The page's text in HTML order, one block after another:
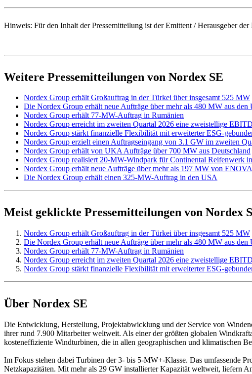
Hinweis: Für den Inhalt der Pressemitteilung ist der Emittent / Herausgeber
Weitere Pressemitteilungen von Nordex SE
Nordex Group erhält Großauftrag in der Türkei über insgesamt 525 MW
Die Nordex Group erhält neue Aufträge über mehr als 480 MW aus den
Nordex Group erhält 77-MW-Auftrag in Rumänien
Nordex Group erreicht im zweiten Quartal 2026 eine zweistellige
Nordex Group stärkt finanzielle Flexibilität mit erweiterter ESG-
Nordex Group erzielt einen Auftragseingang von 3.1 GW im zweiten
Nordex Group erhält von UKA Aufträge über 700 MW aus Deutschland
Nordex Group realisiert 20-MW-Windpark für Continental Reifenwerk
Nordex Group erhält neue Aufträge über mehr als 197 MW von
Die Nordex Group erhält einen 325-MW-Auftrag in den USA
Meist geklickte Pressemitteilungen von Nordex
Nordex Group erhält Großauftrag in der Türkei über insgesamt 525 MW
Die Nordex Group erhält neue Aufträge über mehr als 480 MW aus den
Nordex Group erhält 77-MW-Auftrag in Rumänien
Nordex Group erreicht im zweiten Quartal 2026 eine zweistellige
Nordex Group stärkt finanzielle Flexibilität mit erweiterter ESG-
Über Nordex SE
Die Entwicklung, Herstellung, Projektabwicklung und der Service von
ihrer rund 7.900 Mitarbeiter weltweit. Als einer der größten globalen
kosteneffiziente Windturbinen, die in allen geographischen und klimatischen
Im Fokus stehen dabei Turbinen der 3- bis 5-MW+-Klasse. Das umfassende
Netzkapazitäten. Mit mehr als 29 GW installierter Kapazität weltweit, liefern